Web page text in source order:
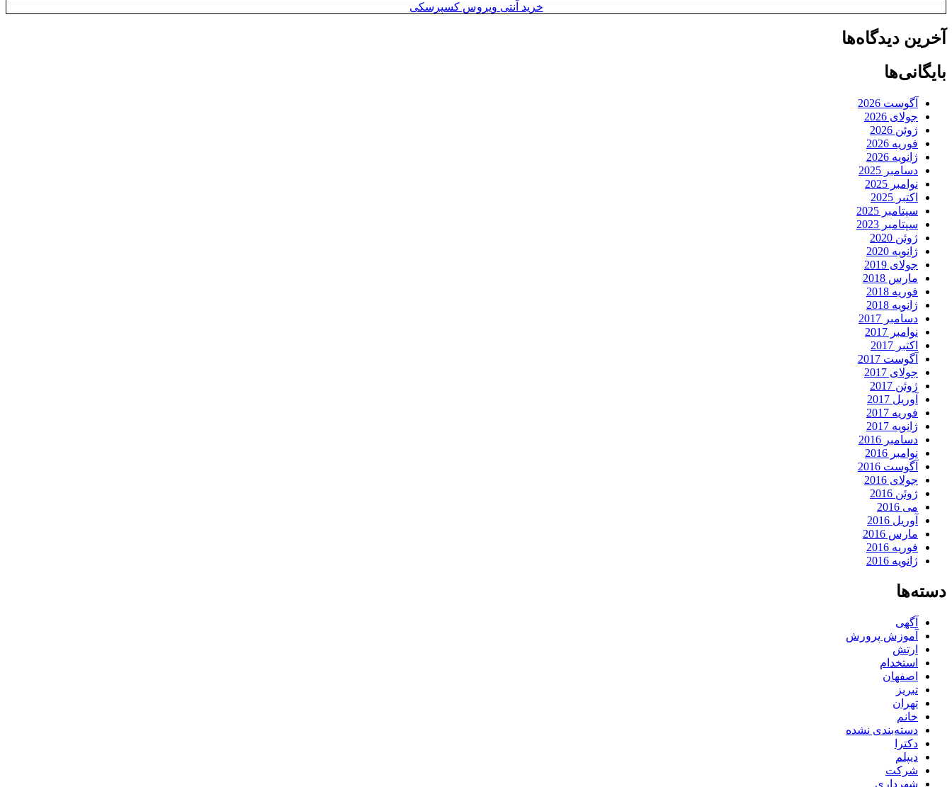
خرید آنتی ویروس کسپرسکی
آخرین دیدگاه‌ها
بایگانی‌ها
آگوست 2026
جولای 2026
ژوئن 2026
فوریه 2026
ژانویه 2026
دسامبر 2025
نوامبر 2025
اکتبر 2025
سپتامبر 2025
سپتامبر 2023
ژوئن 2020
ژانویه 2020
جولای 2019
مارس 2018
فوریه 2018
ژانویه 2018
دسامبر 2017
نوامبر 2017
اکتبر 2017
آگوست 2017
جولای 2017
ژوئن 2017
آوریل 2017
فوریه 2017
ژانویه 2017
دسامبر 2016
نوامبر 2016
آگوست 2016
جولای 2016
ژوئن 2016
می 2016
آوریل 2016
مارس 2016
فوریه 2016
ژانویه 2016
دسته‌ها
آگهی
آموزش پرورش
ارتش
استخدام
اصفهان
تبریز
تهران
خانم
دسته‌بندی نشده
دکترا
دیپلم
شرکت
شهرداری